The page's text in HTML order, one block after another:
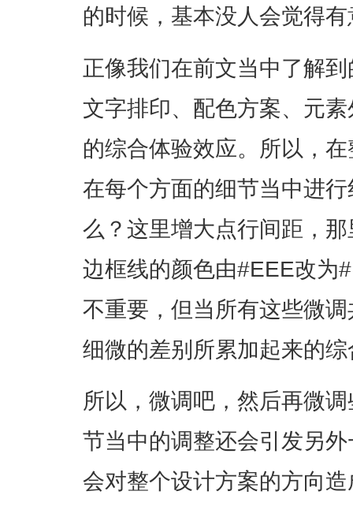
的时候，基本没人会觉得
正像我们在前文当中了解
文字排印、配色方案、元
的综合体验效应。所以，
在每个方面的细节当中进
么？这里增大点行间距，
边框线的颜色由#EEE改为
不重要，但当所有这些微
细微的差别所累加起来的
所以，微调吧，然后再微
节当中的调整还会引发另
会对整个设计方案的方向